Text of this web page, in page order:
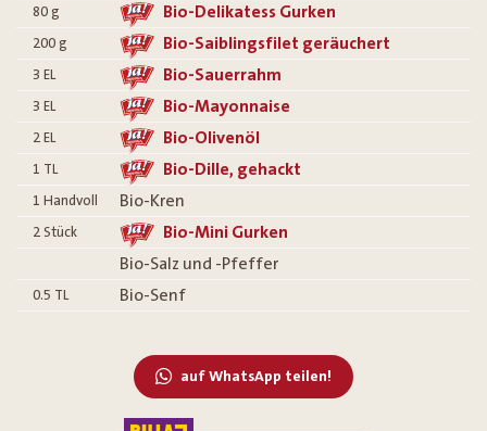
80 g Bio-Delikatess Gurken
200 g Bio-Saiblingsfilet geräuchert
3 EL Bio-Sauerrahm
3 EL Bio-Mayonnaise
2 EL Bio-Olivenöl
1 TL Bio-Dille, gehackt
1 Handvoll Bio-Kren
2 Stück
Bio-Mini Gurken
Bio-Salz und -Pfeffer
0.5 TL Bio-Senf
auf WhatsApp teilen!